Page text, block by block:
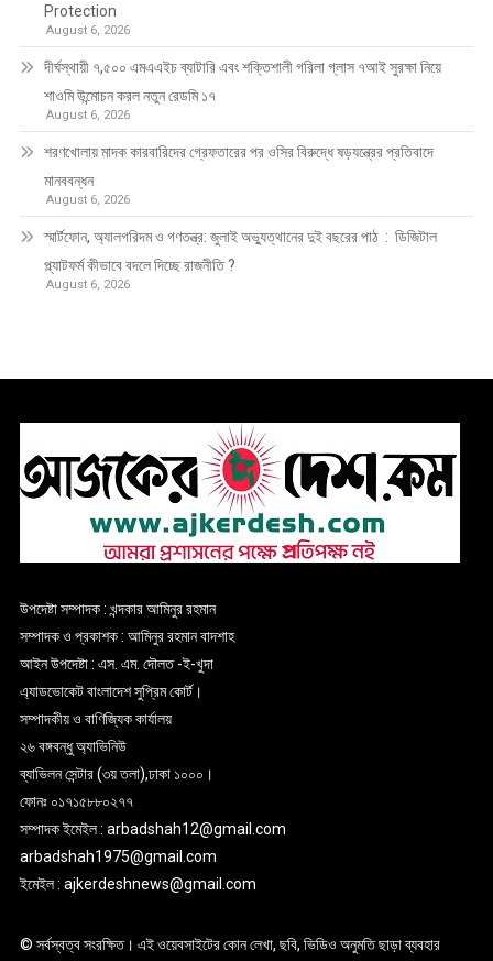
Protection
August 6, 2026
দীর্ঘস্থায়ী ৭,৫০০ এমএএইচ ব্যাটারি এবং শক্তিশালী গরিলা গ্লাস ৭আই সুরক্ষা নিয়ে
শাওমি উন্মোচন করল নতুন রেডমি ১৭
August 6, 2026
শরণখোলায় মাদক কারবারিদের গ্রেফতারের পর ওসির বিরুদ্ধে ষড়যন্ত্রের প্রতিবাদে
মানববন্ধন
August 6, 2026
স্মার্টফোন, অ্যালগরিদম ও গণতন্ত্র: জুলাই অভ্যুত্থানের দুই বছরের পাঠ : ডিজিটাল
প্ল্যাটফর্ম কীভাবে বদলে দিচ্ছে রাজনীতি ?
August 6, 2026
উপদেষ্টা সম্পাদক : খন্দকার আমিনুর রহমান
সম্পাদক ও প্রকাশক : আমিনুর রহমান বাদশাহ
আইন উপদেষ্টা : এস. এম. দৌলত -ই-খুদা
এ্যাডভোকেট বাংলাদেশ সুপ্রিম কোর্ট।
সম্পাদকীয় ও বাণিজ্যিক কার্যালয়
২৬ বঙ্গবন্ধু অ্যাভিনিউ
ব্যাভিলন সেন্টার (৩য় তলা),ঢাকা ১০০০।
ফোনঃ ০১৭১৫৮৮০২৭৭
সম্পাদক ইমেইল : arbadshah12@gmail.com
arbadshah1975@gmail.com
ইমেইল : ajkerdeshnews@gmail.com
© সর্বস্বত্ব সংরক্ষিত। এই ওয়েবসাইটের কোন লেখা, ছবি, ভিডিও অনুমতি ছাড়া ব্যবহার